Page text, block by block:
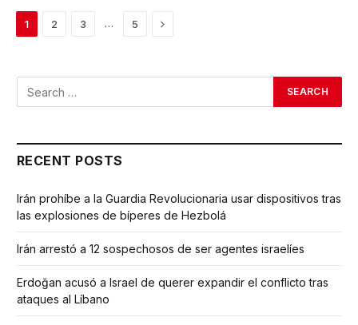
1 2 3 … 5 Next
RECENT POSTS
Irán prohíbe a la Guardia Revolucionaria usar dispositivos tras
las explosiones de bíperes de Hezbolá
Irán arrestó a 12 sospechosos de ser agentes israelíes
Erdoğan acusó a Israel de querer expandir el conflicto tras
ataques al Líbano